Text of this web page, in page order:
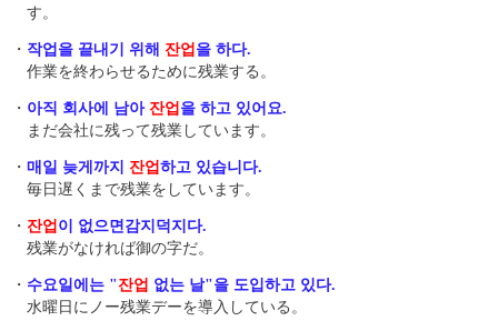
す。
・ 작업을 끝내기 위해 잔업 을 하다.
作業を終わらせるために残業する。
・ 아직 회사에 남아 잔업 을 하고 있어요.
まだ会社に残って残業しています。
・ 매일 늦게까지 잔업 하고 있습니다.
毎日遅くまで残業をしています。
・ 잔업 이 없으면감지덕지다.
残業がなければ御の字だ。
・ 수요일에는 "잔업 없는 날"을 도입하고 있다.
水曜日にノー残業デーを導入している。